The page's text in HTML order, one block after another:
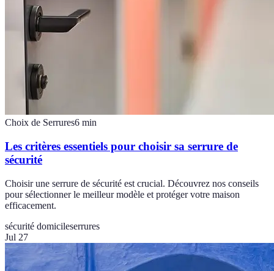
Choix de Serrures6 min
Les critères essentiels pour choisir sa serrure de
sécurité
Choisir une serrure de sécurité est crucial. Découvrez nos conseils
pour sélectionner le meilleur modèle et protéger votre maison
efficacement.
sécurité domicileserrures
Jul 27